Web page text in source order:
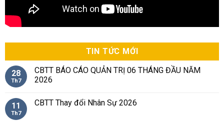
TIN TỨC MỚI
28
Th7
CBTT BÁO CÁO QUẢN TRỊ 06 THÁNG ĐẦU NĂM
2026
11
Th7
CBTT Thay đổi Nhân Sự 2026